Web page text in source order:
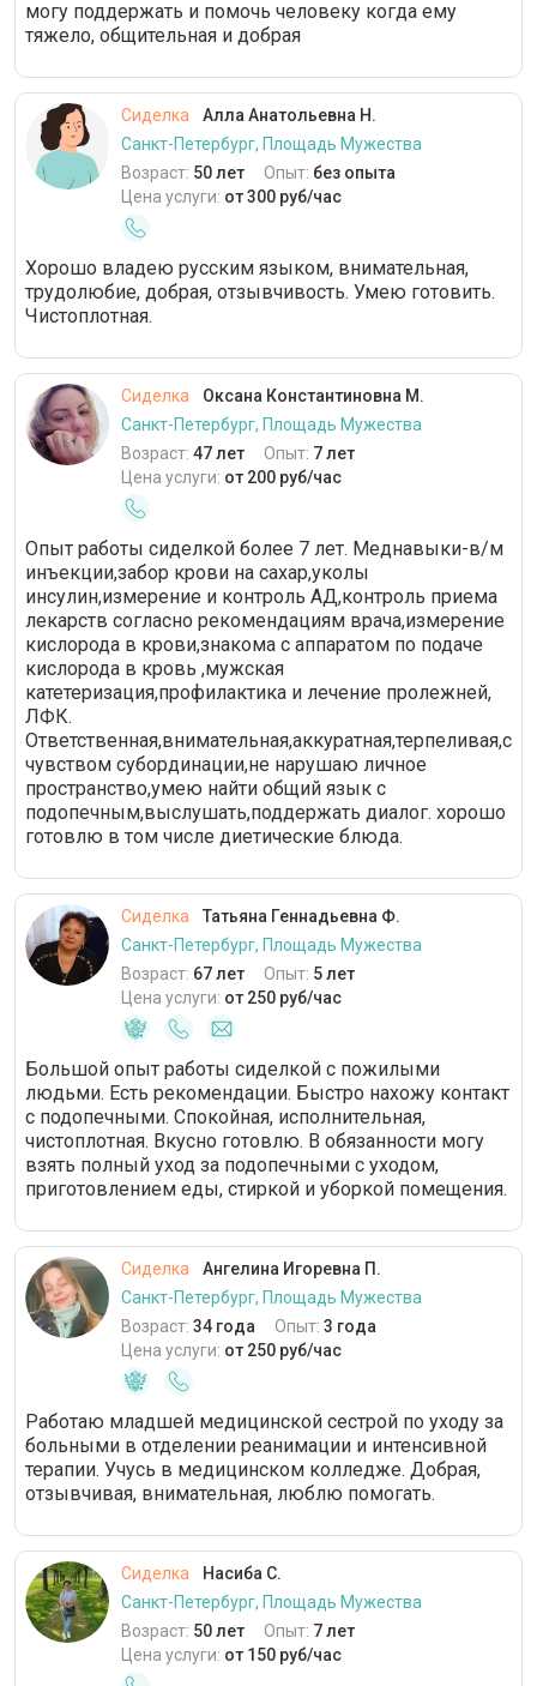
могу поддержать и помочь человеку когда ему
тяжело, общительная и добрая
Сиделка
Алла Анатольевна Н.
Санкт-Петербург, Площадь Мужества
Возраст: 50 лет Опыт: без опыта
Цена услуги: от 300 руб/час
Хорошо владею русским языком, внимательная,
трудолюбие, добрая, отзывчивость. Умею готовить.
Чистоплотная.
Сиделка
Оксана Константиновна М.
Санкт-Петербург, Площадь Мужества
Возраст: 47 лет Опыт: 7 лет
Цена услуги: от 200 руб/час
Опыт работы сиделкой более 7 лет. Меднавыки-в/м
инъекции,забор крови на сахар,уколы
инсулин,измерение и контроль АД,контроль приема
лекарств согласно рекомендациям врача,измерение
кислорода в крови,знакома с аппаратом по подаче
кислорода в кровь ,мужская
катетеризация,профилактика и лечение пролежней,
ЛФК.
Ответственная,внимательная,аккуратная,терпеливая,с
чувством субординации,не нарушаю личное
пространство,умею найти общий язык с
подопечным,выслушать,поддержать диалог. хорошо
готовлю в том числе диетические блюда.
Сиделка
Татьяна Геннадьевна Ф.
Санкт-Петербург, Площадь Мужества
Возраст: 67 лет Опыт: 5 лет
Цена услуги: от 250 руб/час
Большой опыт работы сиделкой с пожилыми
людьми. Есть рекомендации. Быстро нахожу контакт
с подопечными. Спокойная, исполнительная,
чистоплотная. Вкусно готовлю. В обязанности могу
взять полный уход за подопечными с уходом,
приготовлением еды, стиркой и уборкой помещения.
Сиделка
Ангелина Игоревна П.
Санкт-Петербург, Площадь Мужества
Возраст: 34 года Опыт: 3 года
Цена услуги: от 250 руб/час
Работаю младшей медицинской сестрой по уходу за
больными в отделении реанимации и интенсивной
терапии. Учусь в медицинском колледже. Добрая,
отзывчивая, внимательная, люблю помогать.
Сиделка
Насиба С.
Санкт-Петербург, Площадь Мужества
Возраст: 50 лет Опыт: 7 лет
Цена услуги: от 150 руб/час